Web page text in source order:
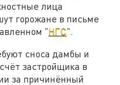
лица
горожане в письме
"НГС".
сноса дамбы и
застройщика в
за причинённый